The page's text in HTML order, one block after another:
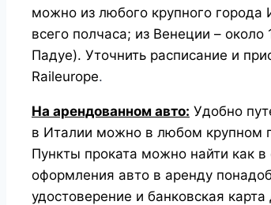
можно из любого крупного города
всего полчаса; из Венеции –
Падуе). Уточнить расписание и
Raileurope.
На арендованном авто: Удобно
в Италии можно в любом крупном
Пункты проката можно найти как
оформления авто в аренду
удостоверение и банковская